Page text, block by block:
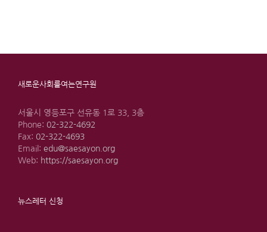
새로운사회를여는연구원
서울시 영등포구 선유동 1로 33, 3층
Phone: 02-322-4692
Fax: 02-322-4693
Email: edu@saesayon.org
Web: https://saesayon.org
뉴스레터 신청